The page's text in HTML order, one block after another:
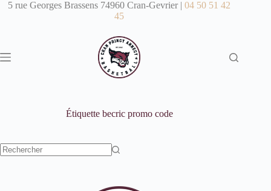
Passer
5 rue Georges Brassens 74960 Cran-Gevrier |04 50 51 42
45
Étiquettebecric promo code